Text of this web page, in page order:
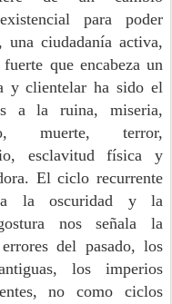
para poder
una ciudadanía activa,
que encabeza un
y clientelar ha sido el
a la ruina, miseria,
muerte, terror,
esclavitud física y
El ciclo recurrente
la oscuridad y la
nos señala la
del pasado, los
los imperios
no como ciclos